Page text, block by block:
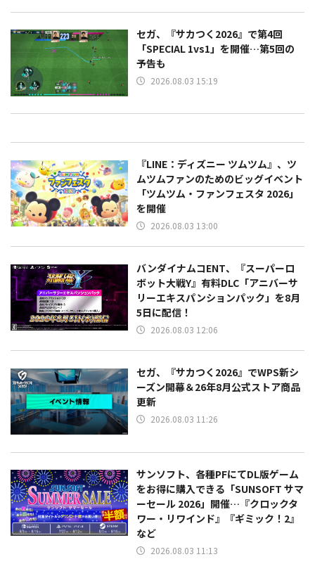
セガ、『サカつく2026』で第4回
「SPECIAL 1vs1」を開催…第5回の
予告も
2026.08.03 15:19
『LINE：ディズニー ツムツム』、ツ
ムツムファンのためのビッグイベント
「ツムツム・ファンフェスタ 2026」
を開催
2026.08.03 13:00
バンダイナムコENT、『スーパーロ
ボット大戦Y』有料DLC「アニバーサ
リーエキスパンションパック」を8月
5日に配信！
2026.08.03 12:06
セガ、『サカつく2026』でWPS新シ
ーズン開幕＆26年8月公式ストア商品
更新
2026.08.03 11:26
サンソフト、各種PFにてDL版ゲーム
をお得に購入できる「SUNSOFT サマ
ーセール 2026」開催…『クロックタ
ワー・リワインド』『ギミック！2』
など
2026.08.03 11:13